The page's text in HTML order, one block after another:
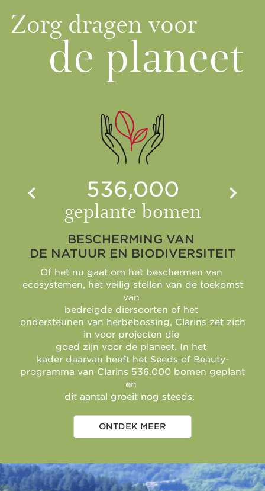
Zorg dragen voor
de planeet
536,000
geplante bomen
BESCHERMING VAN
DE NATUUR EN BIODIVERSITEIT
Of het nu gaat om het beschermen van
ecosystemen, het veilig stellen van de toekomst
van
bedreigde diersoorten of het
ondersteunen van herbebossing, Clarins zet zich
in voor projecten die
goed zijn voor de planeet. In het
kader daarvan heeft het Seeds of Beauty-
programma van Clarins 536.000 bomen geplant
en
dit aantal groeit nog steeds.
ONTDEK MEER